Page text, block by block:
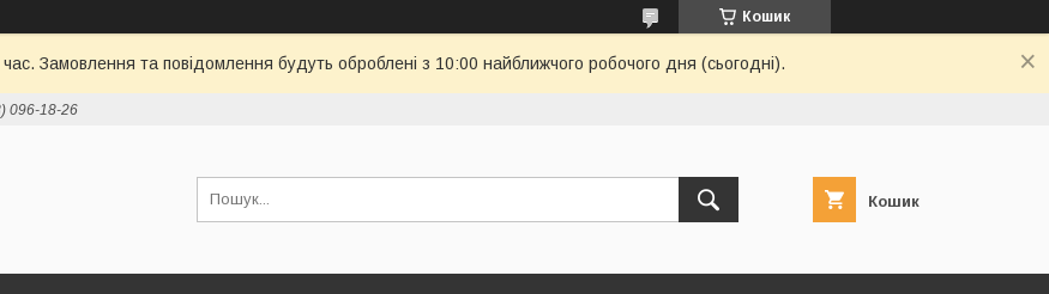
Кошик
Замовлення та повідомлення будуть оброблені з 10:00 найближчого робочого дня (сьогодні).
096-18-26
Кошик